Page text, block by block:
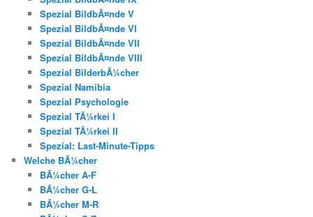
Spezial BildbÃ¤nde V
Spezial BildbÃ¤nde VI
Spezial BildbÃ¤nde VII
Spezial BildbÃ¤nde VIII
Spezial BilderbÃ¼cher
Spezial Namibia
Spezial Psychologie
Spezial TÃ¼rkei I
Spezial TÃ¼rkei II
Spezial: Last-Minute-Tipps
Welche BÃ¼cher
BÃ¼cher A-F
BÃ¼cher G-L
BÃ¼cher M-R